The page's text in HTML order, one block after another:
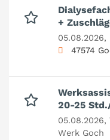
+
05.08.2026,
47574
20-25
05.08.2026,
Werk Goch